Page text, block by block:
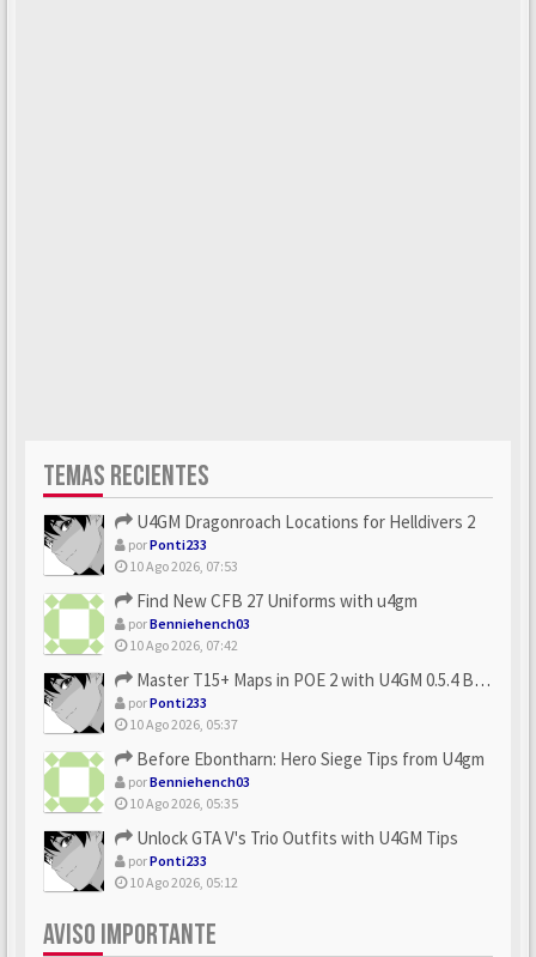
TEMAS RECIENTES
U4GM Dragonroach Locations for Helldivers 2
porPonti233
10 Ago 2026, 07:53
Find New CFB 27 Uniforms with u4gm
porBenniehench03
10 Ago 2026, 07:42
Master T15+ Maps in POE 2 with U4GM 0.5.4 Builds
porPonti233
10 Ago 2026, 05:37
Before Ebontharn: Hero Siege Tips from U4gm
porBenniehench03
10 Ago 2026, 05:35
Unlock GTA V's Trio Outfits with U4GM Tips
porPonti233
10 Ago 2026, 05:12
AVISO IMPORTANTE